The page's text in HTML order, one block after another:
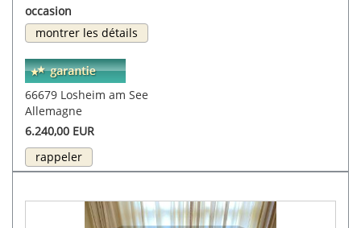
occasion
montrer les détails
66679 Losheim am See
Allemagne
6.240,00 EUR
rappeler